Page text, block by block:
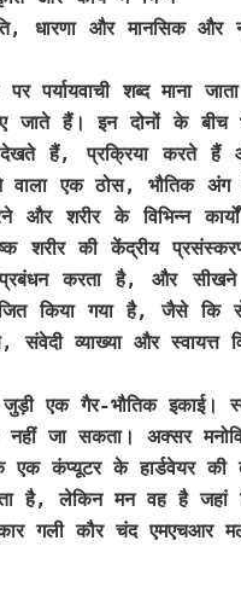
और मानसिक और
पर्यायवाची शब्द माना
किए जाते हैं। इन दोनों के
हैं, प्रक्रिया करते हैं और
वाला एक ठोस, भौतिक अंग
और शरीर के विभिन्न
शरीर की केंद्रीय
करता है, और सीखने
किया गया है, जैसे
व्याख्या और स्वायत्त
एक गैर-भौतिक इकाई।
जा सकता। अक्सर
एक कंप्यूटर के हार्डवेयर
है, लेकिन मन वह है जहां
गली कौर चंद एमएचआर